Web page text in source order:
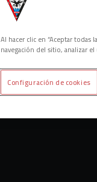
Lo
Al hacer clic en “Aceptar
navegación del sitio, analizar
Configuración de cookies